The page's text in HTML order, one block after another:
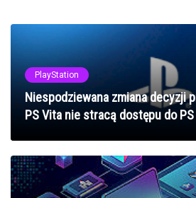
PlayStation
Niespodziewana zmiana decyzji
PS Vita nie stracą dostępu do